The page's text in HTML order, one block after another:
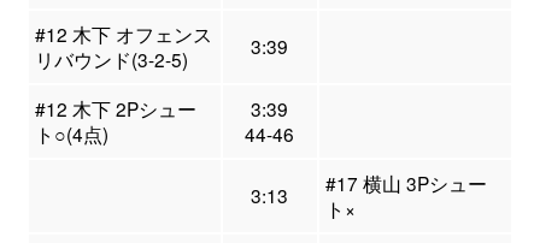
#12 木下 オフェンス
リバウンド(3-2-5)
3:39
#12 木下 2Pシュー
ト○(4点)
3:39
44-46
3:13
#17 横山 3Pシュー
ト×